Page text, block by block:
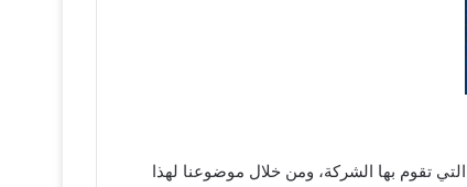
التي تقوم بها الشركة، ومن خلال موضوعنا لهذا